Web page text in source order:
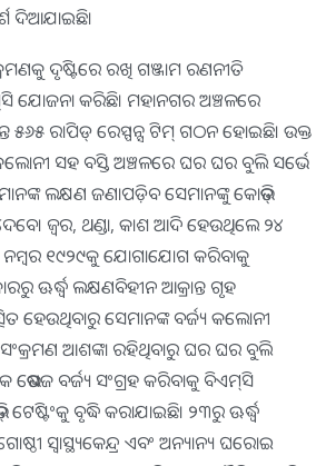
ଦିଆଯାଇଛି।
ଦୃଷ୍ଟିରେ ରଖି ଗଞ୍ଜାମ ରଣନୀତି
ଯୋଜନା କରିଛି। ମହାନଗର ଅଞ୍ଚଳରେ
୫୬୫ ରାପିଡ୍‍ ରେସ୍ପନ୍ସ ଟିମ୍‍ ଗଠନ ହୋଇଛି। ଉକ୍ତ
ସହ ବସ୍ତି ଅଞ୍ଚଳରେ ଘର ଘର ବୁଲି ସର୍ଭେ
ଲକ୍ଷଣ ଜଣାପଡ଼ିବ ସେମାନଙ୍କୁ କୋଭିଡ୍‍
ଜ୍ୱର, ଥଣ୍ଡା, କାଶ ଆଦି ହେଉଥିଲେ ୨୪
ନମ୍ବର ୧୯୨୯କୁ ଯୋଗାଯୋଗ କରିବାକୁ
ଊର୍ଦ୍ଧ୍ବ ଲକ୍ଷଣବିହୀନ ଆକ୍ରାନ୍ତ ଗୃହ
ହେଉଥିବାରୁ ସେମାନଙ୍କ ବର୍ଜ୍ୟ କଲୋନୀ
ଆଶଙ୍କା ରହିଥିବାରୁ ଘର ଘର ବୁଲି
ଭେଷଜ ବର୍ଜ୍ୟ ସଂଗ୍ରହ କରିବାକୁ ବିଏମ୍‍ସି
ବୃଦ୍ଧି କରାଯାଇଛି। ୨୩ରୁ ଊର୍ଦ୍ଧ୍ବ
ଗୋଷ୍ଠୀ ସ୍ୱାସ୍ଥ୍ୟକେନ୍ଦ୍ର ଏବଂ ଅନ୍ୟାନ୍ୟ ଘରୋଇ